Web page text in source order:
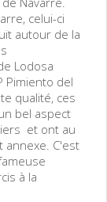
celui-ci
autour de la
Lodosa
Pimiento del
qualité, ces
bel aspect
et ont au
annexe. C'est
à la